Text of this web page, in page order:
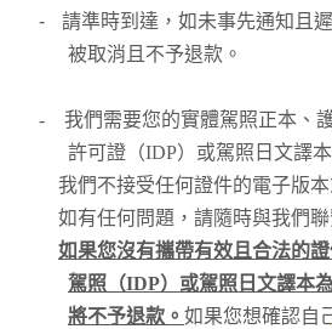
- 請準時到達，如未事先通知且
被取消且不予退款。
- 我們需要您的實體駕照正本、
許可證（IDP）或駕照日文譯本
我們不接受任何證件的電子版本
如有任何問題，請隨時與我們聯
如果您沒有攜帶有效且合法的
駕照（IDP）或駕照日文譯本
將不予退款。 如果您想確認自